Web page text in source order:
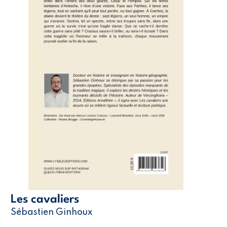
Les cavaliers
Sébastien Ginhoux